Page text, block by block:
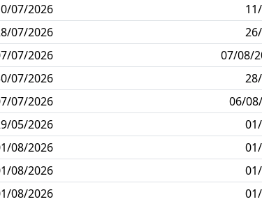
07/2026
07/2026
07/2026
07/08/
07/2026
07/2026
06/
05/2026
08/2026
08/2026
08/2026